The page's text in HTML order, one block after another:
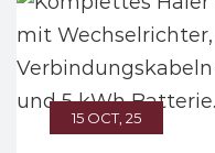
15 OCT, 25